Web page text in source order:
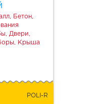
Бетон,
Двери,
Крыша
POLI-R